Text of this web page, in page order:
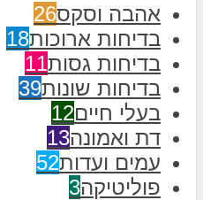
אהבה וסקס26
בדיחות ארוכות18
בדיחות גסות11
בדיחות שונות39
בעלי חיים12
דת ואמונה13
עמים ועדות52
פוליטיקה3